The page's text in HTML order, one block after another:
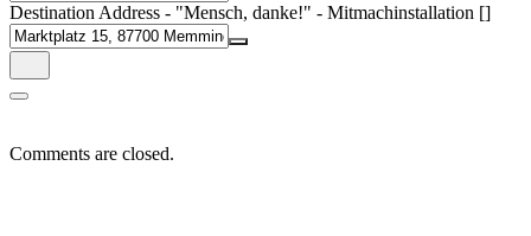
Destination Address - "Mensch, danke!" - Mitmachinstallation []
Comments are closed.